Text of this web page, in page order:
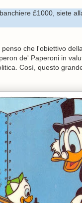
£1000, siete
che l'obiettivo
de' Paperoni in
Così, questo